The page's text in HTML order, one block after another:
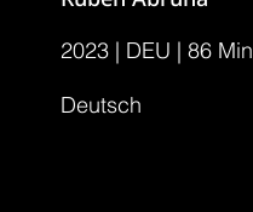
2023 | DEU | 86 Min
Deutsch